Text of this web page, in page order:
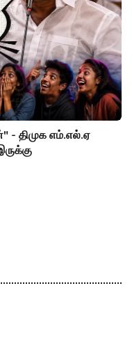
- திமுக எம்.எல்.ஏ